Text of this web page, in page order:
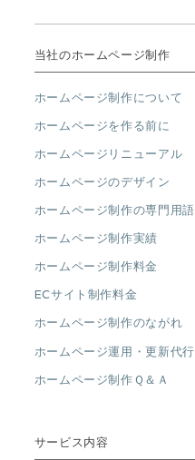
当社のホームページ制作
ホームページ制作について
ホームページを作る前に
ホームページリニューアル
ホームページのデザイン
ホームページ制作の専門用語
ホームページ制作実績
ホームページ制作料金
ECサイト制作料金
ホームページ制作のながれ
ホームページ運用・更新代行
ホームページ制作Ｑ＆Ａ
サービス内容